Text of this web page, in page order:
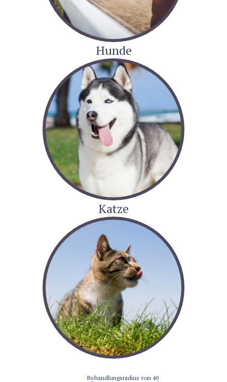
Hunde
Katze
Behandlungsradius von 40